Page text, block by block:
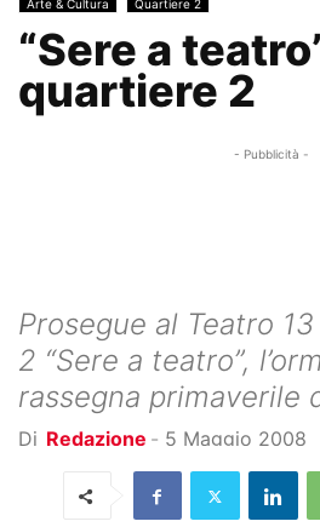
Arte & Cultura Quartiere 2
“Sere a
quartiere 2
- Pubblicità -
Prosegue al Teatro
2 “Sere a teatro”,
rassegna primaverile
Di Redazione - 5 Maggio 2008